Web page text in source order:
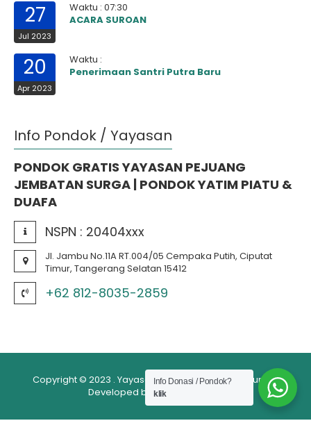
27
Jul 2023
Waktu : 07:30
ACARA SUROAN
20
Apr 2023
Waktu :
Penerimaan Santri Putra Baru
Info Pondok / Yayasan
PONDOK GRATIS YAYASAN PEJUANG
JEMBATAN SURGA | PONDOK YATIM PIATU &
DUAFA
NSPN : 20404xxx
Jl. Jambu No.11A RT.004/05 Cempaka Putih, Ciputat
Timur, Tangerang Selatan 15412
+62 812-8035-2859
Copyright © 2023 . Yayasan Pejuang Jembatan Surga .
Developed by ⊃enscreΛtive™
Info Donasi / Pondok?
klik